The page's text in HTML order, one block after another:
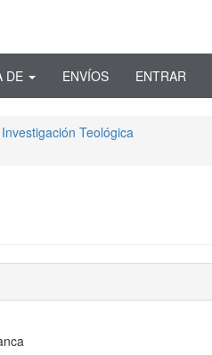
DE ENVÍOS ENTRAR
Teológica